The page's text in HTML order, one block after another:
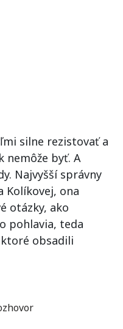
silne rezistovať a
nemôže byť. A
Najvyšší správny
Kolíkovej, ona
otázky, ako
pohlavia, teda
obsadili